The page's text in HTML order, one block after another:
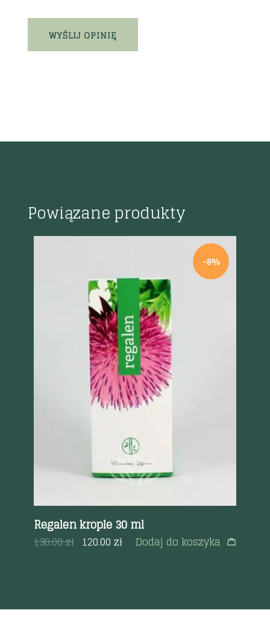
Powiązane produkty
-8%
Szybki podgląd
Regalen krople 30 ml
130.00zł 120.00zł Dodaj do koszyka